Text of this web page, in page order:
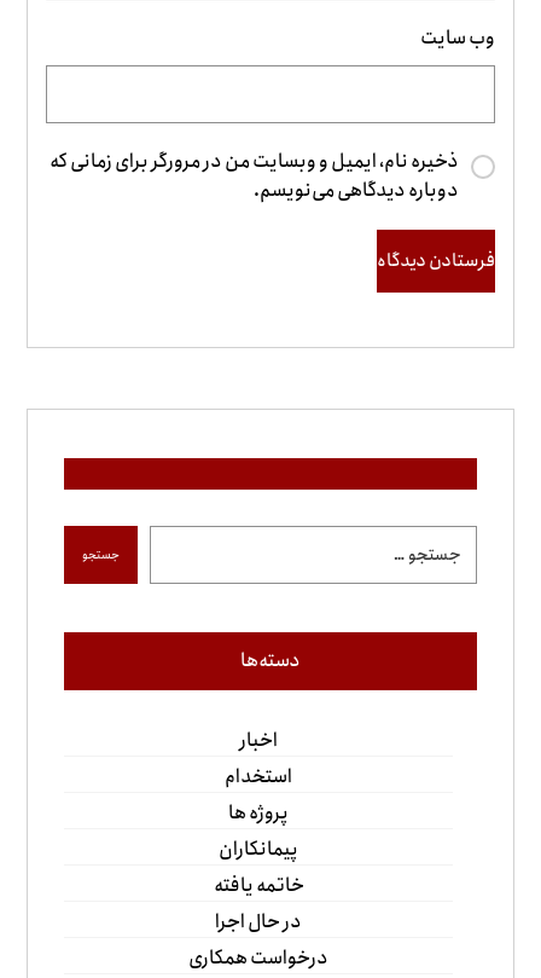
وب‌ سایت
ذخیره نام، ایمیل و وبسایت من در مرورگر برای زمانی که
دوباره دیدگاهی می‌نویسم.
فرستادن دیدگاه
جستجو
دسته‌ها
اخبار
استخدام
پروژه ها
پیمانکاران
خاتمه یافته
در حال اجرا
درخواست همکاری